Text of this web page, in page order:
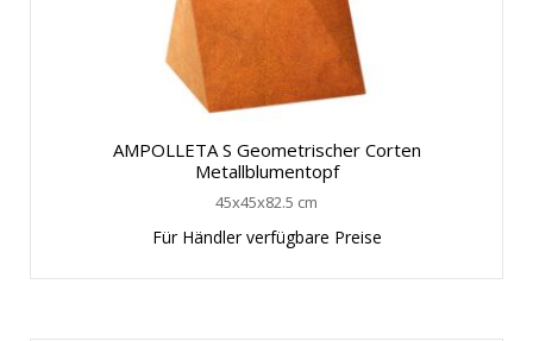
AMPOLLETA S Geometrischer Corten
Metallblumentopf
45x45x82.5 cm
Für Händler verfügbare Preise